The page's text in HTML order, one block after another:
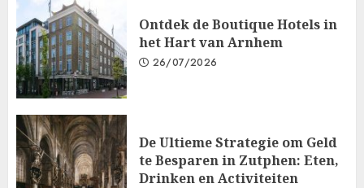
Ontdek de Boutique Hotels in
het Hart van Arnhem
26/07/2026
De Ultieme Strategie om Geld
te Besparen in Zutphen: Eten,
Drinken en Activiteiten